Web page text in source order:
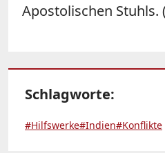
Apostolischen Stuhls.
Schlagworte:
#Hilfswerke#Indien#Konflikte